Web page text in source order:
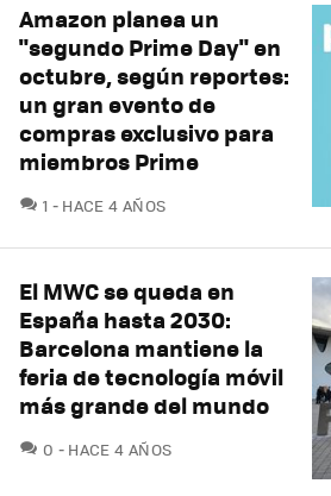
Amazon planea un
"segundo Prime Day" en
octubre, según reportes:
un gran evento de
compras exclusivo para
miembros Prime
1 COMENTARIOS
HACE 4 AÑOS
El MWC se queda en
España hasta 2030:
Barcelona mantiene la
feria de tecnología móvil
más grande del mundo
0 COMENTARIOS
HACE 4 AÑOS